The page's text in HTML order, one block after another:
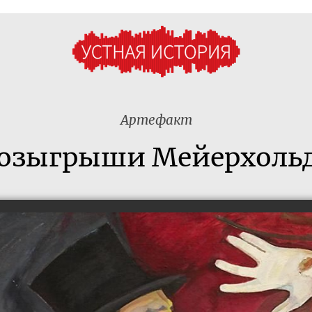
Артефакт